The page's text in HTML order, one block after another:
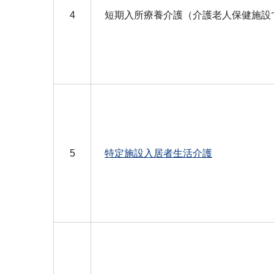
4 短期入所療養介護（介護老人保健施設
5 特定施設入居者生活介護